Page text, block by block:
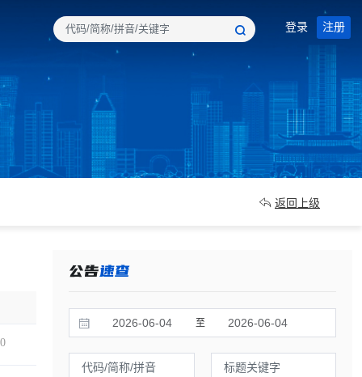
登录 注册
返回上级
至